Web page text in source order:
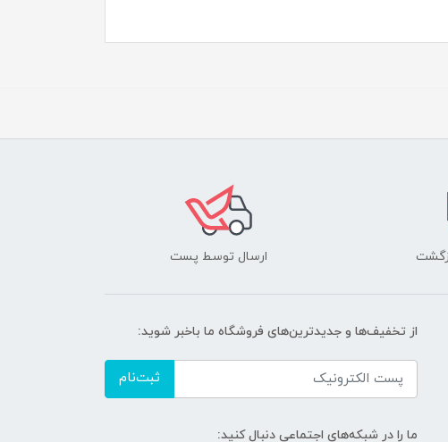
ارسال توسط پست
از تخفیف‌ها و جدیدترین‌های فروشگاه ما باخبر شوید:
ثبت‌نام
ما را در شبکه‌های اجتماعی دنبال کنید: